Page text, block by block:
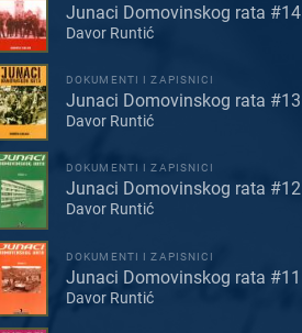
Junaci Domovinskog rata #14
Davor Runtić
DOKUMENTI I ZAPISNICI
Junaci Domovinskog rata #13
Davor Runtić
DOKUMENTI I ZAPISNICI
Junaci Domovinskog rata #12
Davor Runtić
DOKUMENTI I ZAPISNICI
Junaci Domovinskog rata #11
Davor Runtić